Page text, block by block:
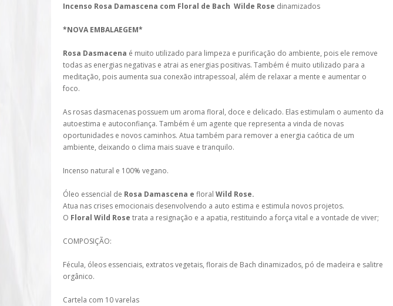
Incenso Rosa Damascena com Floral de Bach Wilde Rose dinamizados
*NOVA EMBALAEGEM*
Rosa Dasmacena é muito utilizado para limpeza e purificação do ambiente, pois ele remove
todas as energias negativas e atrai as energias positivas. Também é muito utilizado para a
meditação, pois aumenta sua conexão intrapessoal, além de relaxar a mente e aumentar o
foco.
As rosas dasmacenas possuem um aroma floral, doce e delicado. Elas estimulam o aumento da
autoestima e autoconfiança. Também é um agente que representa a vinda de novas
oportunidades e novos caminhos. Atua também para remover a energia caótica de um
ambiente, deixando o clima mais suave e tranquilo.
Incenso natural e 100% vegano.
Óleo essencial de Rosa Damascena e floral Wild Rose.
Atua nas crises emocionais desenvolvendo a auto estima e estimula novos projetos.
O Floral Wild Rose trata a resignação e a apatia, restituindo a força vital e a vontade de viver;
COMPOSIÇÃO:
Fécula, óleos essenciais, extratos vegetais, florais de Bach dinamizados, pó de madeira e salitre
orgânico.
Cartela com 10 varelas